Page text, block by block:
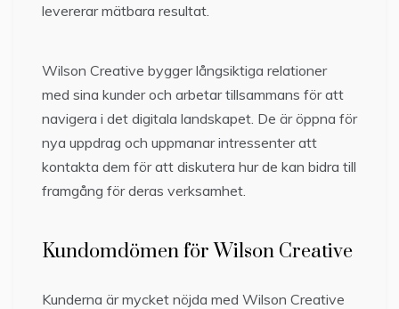
levererar mätbara resultat.
Wilson Creative bygger långsiktiga relationer
med sina kunder och arbetar tillsammans för att
navigera i det digitala landskapet. De är öppna för
nya uppdrag och uppmanar intressenter att
kontakta dem för att diskutera hur de kan bidra till
framgång för deras verksamhet.
Kundomdömen för Wilson Creative
Kunderna är mycket nöjda med Wilson Creative